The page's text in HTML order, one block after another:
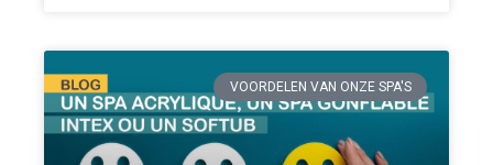
VOORDELEN VAN ONZE SPA'S